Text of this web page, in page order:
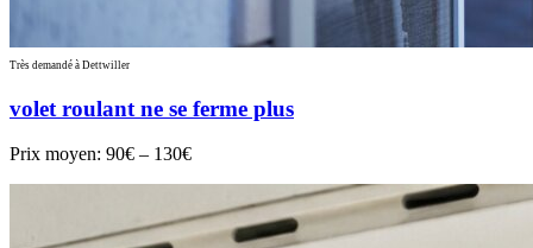
Très demandé à Dettwiller
volet roulant ne se ferme plus
Prix moyen: 90€ – 130€